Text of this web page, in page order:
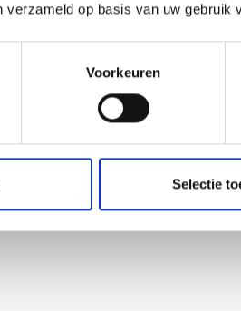
verzameld op basis van uw gebruik
Voorkeuren
Selectie